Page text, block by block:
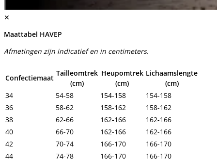
✕
Maattabel HAVEP
Afmetingen zijn indicatief en in centimeters.
Confectiemaat
Tailleomtrek
(cm)
Heupomtrek
(cm)
Lichaamslengte
(cm)
34
54-58 154-158
154-158
36
58-62 158-162
158-162
38
62-66 162-166
162-166
40
66-70 162-166
162-166
42
70-74 166-170
166-170
44
74-78 166-170
166-170